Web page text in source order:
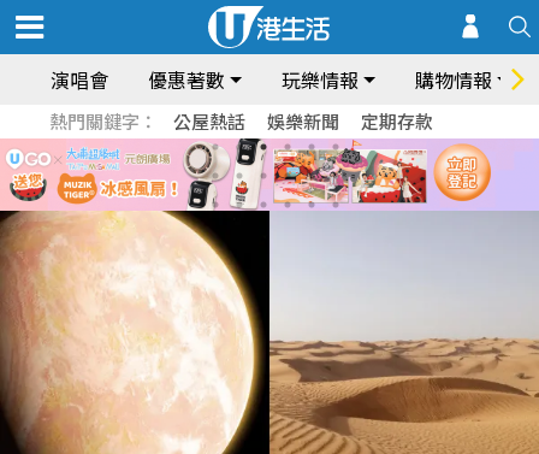
演唱會 優惠著數 玩樂情報 購物情報
熱門關鍵字： 公屋熱話 娛樂新聞 定期存款